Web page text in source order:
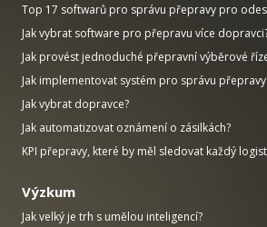
Top 17 softwarů pro správu přepravy pro
Jak vybrat software pro přepravu více
Jak provést jednoduché přepravní výběrové
Jak implementovat systém pro správu
Jak vybrat dopravce?
Jak automatizovat oznámení o zásilkách?
KPI přepravy, které by měl sledovat každý
Výzkum
Jak velký je trh s umělou inteligencí?